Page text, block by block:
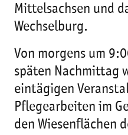
Mittelsachsen und
Wechselburg.
Von morgens um
späten Nachmittag
eintägigen
Pflegearbeiten im
den Wiesenflächen